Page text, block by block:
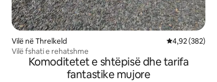
Vilë në Threlkeld Vlerësimi
4,92 (382)
Vilë fshati e rehatshme
Komoditetet e shtëpisë dhe tarifa
fantastike mujore